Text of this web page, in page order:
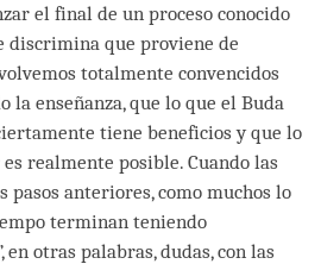
el final de un proceso conocido
discrimina que proviene de
totalmente convencidos
la enseñanza, que lo que el Buda
tiene beneficios y que lo
realmente posible. Cuando las
pasos anteriores, como muchos lo
terminan teniendo
en otras palabras, dudas, con las